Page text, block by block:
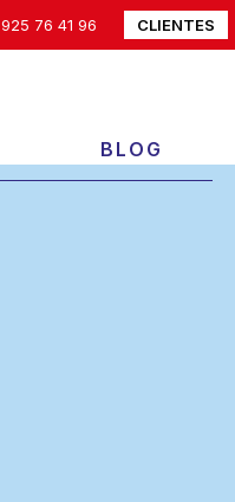
925 76 41 96 CLIENTES
BLOG